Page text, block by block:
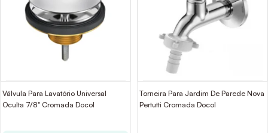
Válvula Para Lavatório Universal
Oculta 7/8" Cromada Docol
Torneira Para Jardim De Parede Nova
Pertutti Cromada Docol